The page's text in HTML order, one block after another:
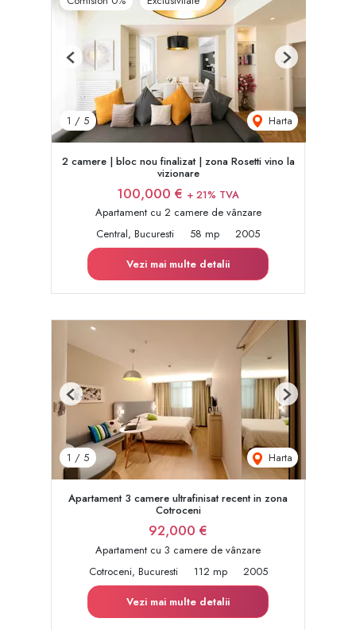
1 / 5 Harta
Previous Next
2 camere | bloc nou finalizat | zona Rosetti vino la
vizionare
100,000 € + 21% TVA
Apartament cu 2 camere de vânzare
Central, Bucuresti
58 mp
2005
Vezi mai multe detalii
1 / 5 Harta
Previous Next
Apartament 3 camere ultrafinisat recent in zona
Cotroceni
92,000 €
Apartament cu 3 camere de vânzare
Cotroceni, Bucuresti
112 mp
2005
Vezi mai multe detalii